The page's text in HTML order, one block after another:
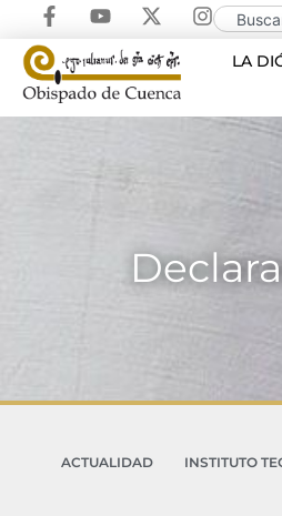
LA
ACTUALIDAD INSTITUTO